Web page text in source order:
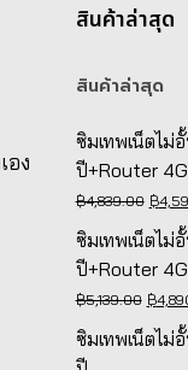
อง
สินค้าล่าสุด
สินค้าล่าสุด
ซิมเทพเน็ตไม่
ปี+Router 4G
฿4,839.00
price
฿
ซิมเทพเน็ตไม่
ปี+Router 4G
฿5,139.00
price
฿
ซิมเทพเน็ตไม่